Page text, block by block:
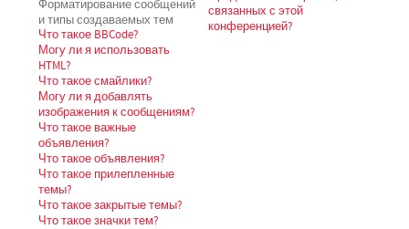
Форматирование сообщений
и типы создаваемых тем
Что такое BBCode?
Могу ли я использовать
HTML?
Что такое смайлики?
Могу ли я добавлять
изображения к сообщениям?
Что такое важные
объявления?
Что такое объявления?
Что такое прилепленные
темы?
Что такое закрытые темы?
Что такое значки тем?
связанных с этой
конференцией?